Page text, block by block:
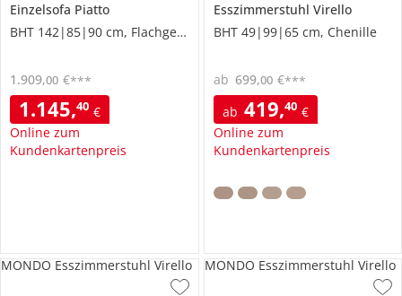
Einzelsofa Piatto
BHT 142|85|90 cm, Flachgewebe
1.145,40 €
Online zum
Kundenkartenpreis
1.909,00 €***
Esszimmerstuhl Virello
BHT 49|99|65 cm, Chenille
ab 419,40 €
Online zum
Kundenkartenpreis
ab 699,00 €***
MONDO Esszimmerstuhl Virello MONDO Esszimmerstuhl Virello